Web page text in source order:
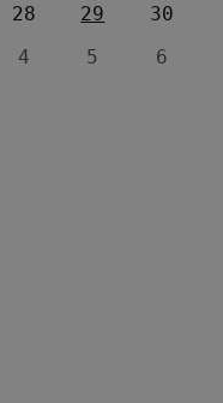
28 29
30
4 5 6